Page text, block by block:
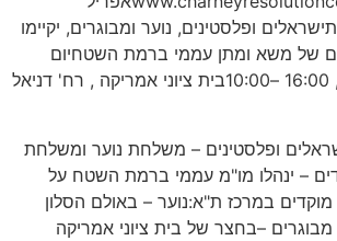
ופלסטינים, נוער ומבוגרים, יקיימו
של משא ומתן עממי ברמת השטחיום
ראשון , 17/4/2016, 16:00 –10:00בית ציוני אמריקה , רח' דניאל
ופלסטינים – משלחת נוער ומשלחת
– ינהלו מו"מ עממי ברמת השטח על
במרכז ת"א:נוער – באולם הסלון
מבוגרים –בחצר של בית ציוני אמריקה